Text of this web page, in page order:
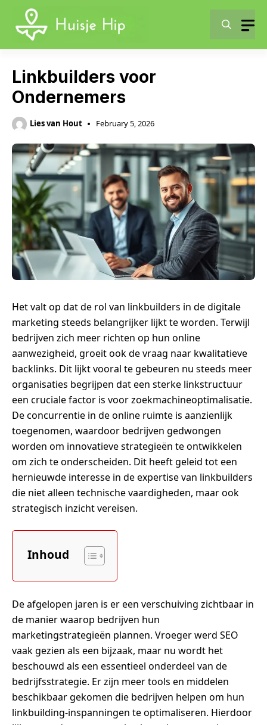
content
Linkbuilders voor
Ondernemers
Lies van Hout February 5, 2026
Het valt op dat de rol van linkbuilders in de digitale
marketing steeds belangrijker lijkt te worden. Terwijl
bedrijven zich meer richten op hun online
aanwezigheid, groeit ook de vraag naar kwalitatieve
backlinks. Dit lijkt vooral te gebeuren nu steeds meer
organisaties begrijpen dat een sterke linkstructuur
een cruciale factor is voor zoekmachineoptimalisatie.
De concurrentie in de online ruimte is aanzienlijk
toegenomen, waardoor bedrijven gedwongen
worden om innovatieve strategieën te ontwikkelen
om zich te onderscheiden. Dit heeft geleid tot een
hernieuwde interesse in de expertise van linkbuilders
die niet alleen technische vaardigheden, maar ook
strategisch inzicht vereisen.
Inhoud
De afgelopen jaren is er een verschuiving zichtbaar in
de manier waarop bedrijven hun
marketingstrategieën plannen. Vroeger werd SEO
vaak gezien als een bijzaak, maar nu wordt het
beschouwd als een essentieel onderdeel van de
bedrijfsstrategie. Er zijn meer tools en middelen
beschikbaar gekomen die bedrijven helpen om hun
linkbuilding-inspanningen te optimaliseren. Hierdoor